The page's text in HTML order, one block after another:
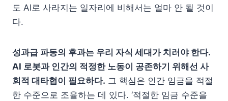
도 AI로 사라지는 일자리에 비해서는 얼마 안 될 것이
다.
성과급 파동의 후과는 우리 자식 세대가 치러야 한다.
AI 로봇과 인간의 적정한 노동이 공존하기 위해선 사
회적 대타협이 필요하다. 그 핵심은 인간 임금을 적절
한 수준으로 조율하는 데 있다. ‘적절한 임금 수준을